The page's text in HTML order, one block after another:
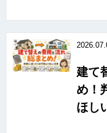
建て
め！
ほし